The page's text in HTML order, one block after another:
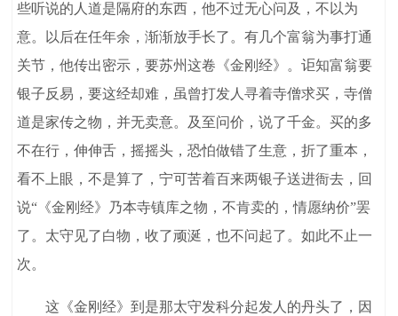
些听说的人道是隔府的东西，他不过无心问及，不以为
意。以后在任年余，渐渐放手长了。有几个富翁为事打通
关节，他传出密示，要苏州这卷《金刚经》。讵知富翁要
银子反易，要这经却难，虽曾打发人寻着寺僧求买，寺僧
道是家传之物，并无卖意。及至问价，说了千金。买的多
不在行，伸伸舌，摇摇头，恐怕做错了生意，折了重本，
看不上眼，不是算了，宁可苦着百来两银子送进衙去，回
说“《金刚经》乃本寺镇库之物，不肯卖的，情愿纳价”罢
了。太守见了白物，收了顽涎，也不问起了。如此不止一
次。
这《金刚经》到是那太守发科分起发人的丹头了，因